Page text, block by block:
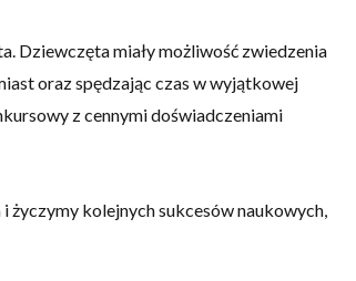
Dziewczęta miały możliwość zwiedzenia
oraz spędzając czas w wyjątkowej
z cennymi doświadczeniami
kolejnych sukcesów naukowych,